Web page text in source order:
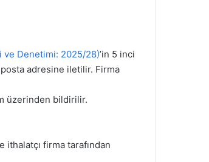
ve Denetimi: 2025/28)’in 5 inci
posta adresine iletilir. Firma
üzerinden bildirilir.
firma tarafından